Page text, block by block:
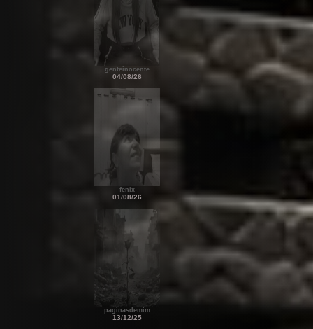
genteinocente
04/08/26
fenix
01/08/26
paginasdemim
13/12/25